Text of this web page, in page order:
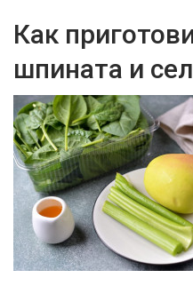
Как
шпината и